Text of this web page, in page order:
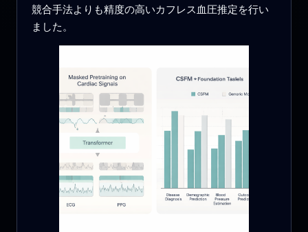
競合手法よりも精度の高いカフレス血圧推定を行い
ました。